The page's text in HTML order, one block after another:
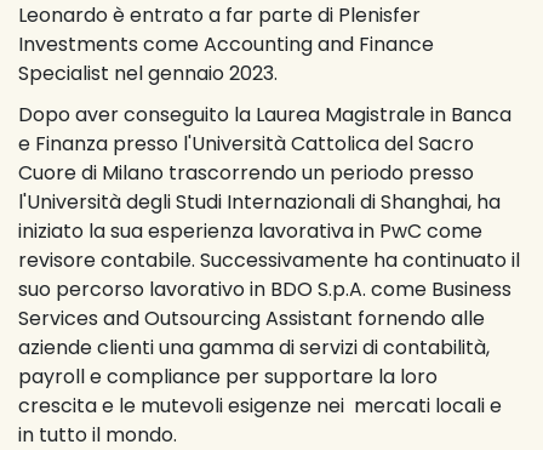
Leonardo è entrato a far parte di Plenisfer
Investments come Accounting and Finance
Specialist nel gennaio 2023.
Dopo aver conseguito la Laurea Magistrale in Banca
e Finanza presso l'Università Cattolica del Sacro
Cuore di Milano trascorrendo un periodo presso
l'Università degli Studi Internazionali di Shanghai, ha
iniziato la sua esperienza lavorativa in PwC come
revisore contabile. Successivamente ha continuato il
suo percorso lavorativo in BDO S.p.A. come Business
Services and Outsourcing Assistant fornendo alle
aziende clienti una gamma di servizi di contabilità,
payroll e compliance per supportare la loro
crescita e le mutevoli esigenze nei  mercati locali e
in tutto il mondo.